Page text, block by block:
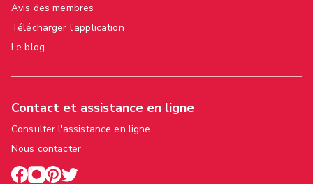
Avis des membres
Télécharger l'application
Le blog
Contact et assistance en ligne
Consulter l'assistance en ligne
Nous contacter